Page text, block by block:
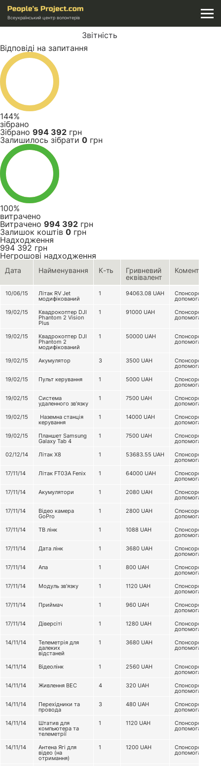
Всеукраїнський центр волонтерів
Звітність
Відповіді на запитання
144%
зібрано
Зібрано 994 392 грн
Залишилось зібрати 0 грн
100%
витрачено
Витрачено 994 392 грн
Залишок коштів 0 грн
Надходження
994 392 грн
Негрошові надходження
Дата Найменування К-ть
Гривневий
еквівалент
Коментар
10/06/15 Літак RV Jet
модифікований
1 94063.08 UAH Спонсорська
допомога
19/02/15
Квадрокоптер DJI
Phantom 2 Vision
Plus
1 91000 UAH Спонсорська
допомога
19/02/15 Квадрокоптер DJI
Phantom 2
модифікований
1 50000 UAH Спонсорська
допомога
19/02/15 Акумулятор 3 3500 UAH Спонсорська
допомога
19/02/15
Пульт керування 1 5000 UAH Спонсорська
допомога
19/02/15
Система
удаленного зв'язку
1 7500 UAH Спонсорська
допомога
19/02/15
Наземна станція
керування
1 14000 UAH Спонсорська
допомога
19/02/15
Планшет Samsung
Galaxy Tab 4
1 7500 UAH Спонсорська
допомога
02/12/14
Літак Х8 1 53683.55 UAH Спонсорська
допомога
17/11/14
Літак FT03A Fenix 1 64000 UAH Спонсорська
допомога
17/11/14
Акумулятори 1 2080 UAH Спонсорська
допомога
17/11/14
Відео камера
GoPro
1 2800 UAH Спонсорська
допомога
17/11/14
ТВ лінк 1 1088 UAH Спонсорська
допомога
17/11/14
Дата лінк 1 3680 UAH Спонсорська
допомога
17/11/14
Апа 1 800 UAH Спонсорська
допомога
17/11/14
Модуль зв'язку 1 1120 UAH Спонсорська
допомога
17/11/14
Приймач 1 960 UAH Спонсорська
допомога
17/11/14
Діверсіті 1 1280 UAH Спонсорська
допомога
14/11/14
Телеметрія для
далеких
відстаней
1 3680 UAH Спонсорська
допомога
14/11/14 Відеолінк 1 2560 UAH Спонсорська
допомога
14/11/14
Живлення ВЕС 4 320 UAH Спонсорська
допомога
14/11/14
Перехідники та
провода
3 480 UAH Спонсорська
допомога
14/11/14
Штатив для
компьютера та
телеметрії
1 1120 UAH Спонсорська
допомога
14/11/14 Антена Ягі для
відео (на
отримання)
1 1200 UAH Спонсорська
допомога